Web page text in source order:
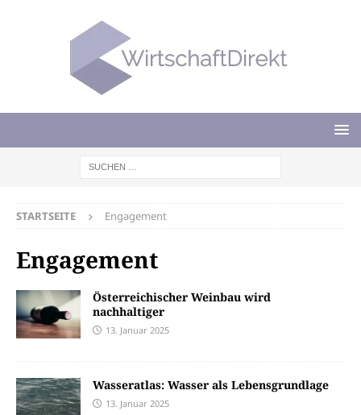
STARTSEITE Engagement
Engagement
Österreichischer Weinbau wird
nachhaltiger
13. Januar 2025
Wasseratlas: Wasser als Lebensgrundlage
13. Januar 2025